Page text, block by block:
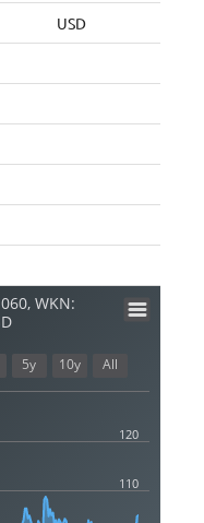
USD
WKN:
110
120
5y 10y All